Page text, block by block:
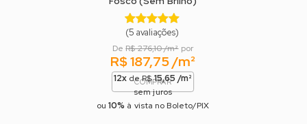
(5 avaliações)
DeR$ 276,10 /m²por
R$ 187,75 /m²
12xde R$15,65 /m²
sem juros
ou 10% à vista no Boleto/PIX
COMPRAR